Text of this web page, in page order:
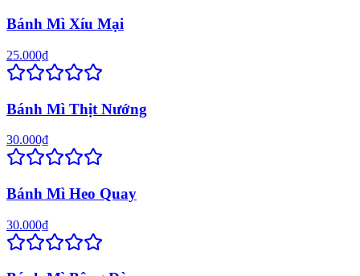
Bánh Mì Xíu Mại
25.000₫
Bánh Mì Thịt Nướng
30.000₫
Bánh Mì Heo Quay
30.000₫